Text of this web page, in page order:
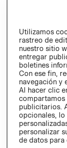
Colombia ($)
RECIÉN NACIDO
NOVEDADES
Utilizamos
rastreo de
nuestro sitio
entregar
boletines
Con ese fin,
navegación y
Al hacer clic
compartamos
publicitarios.
opcionales, lo
personalizar
de datos para